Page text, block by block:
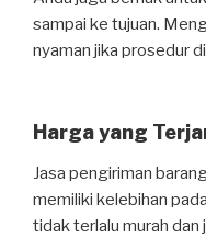
sampai ke tujuan.
nyaman jika prosedur
Harga yang
Jasa pengiriman
memiliki kelebihan
tidak terlalu murah dan